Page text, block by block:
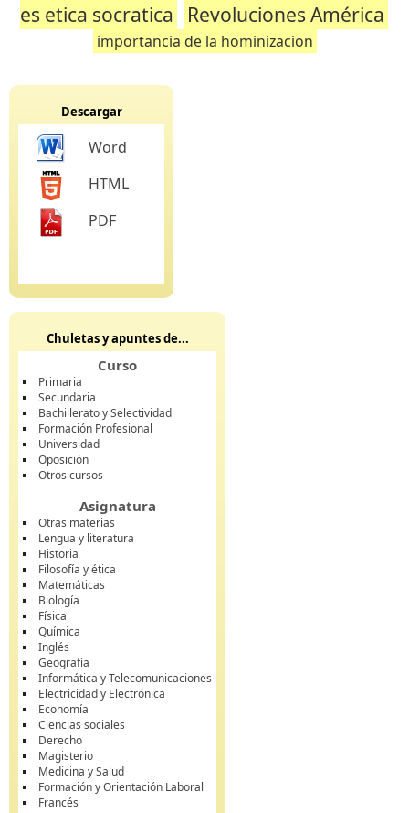
es etica socratica
Revoluciones América
importancia de la hominizacion
Descargar
Word
HTML
PDF
Chuletas y apuntes de...
Curso
Primaria
Secundaria
Bachillerato y Selectividad
Formación Profesional
Universidad
Oposición
Otros cursos
Asignatura
Otras materias
Lengua y literatura
Historia
Filosofía y ética
Matemáticas
Biología
Física
Química
Inglés
Geografía
Informática y Telecomunicaciones
Electricidad y Electrónica
Economía
Ciencias sociales
Derecho
Magisterio
Medicina y Salud
Formación y Orientación Laboral
Francés